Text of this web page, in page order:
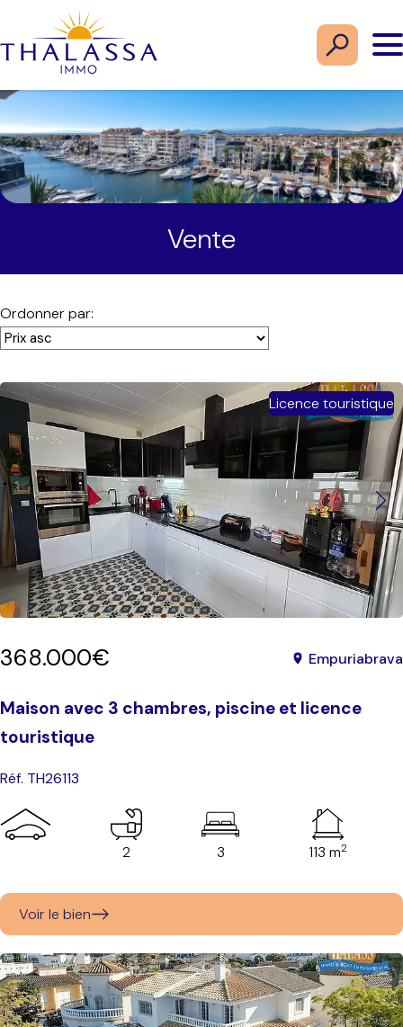
Vente
Ordonner par:
Licence touristique
368.000€ Empuriabrava
Maison avec 3 chambres, piscine et licence
touristique
Réf. TH26113
2 3 113 m2
Voir le bien